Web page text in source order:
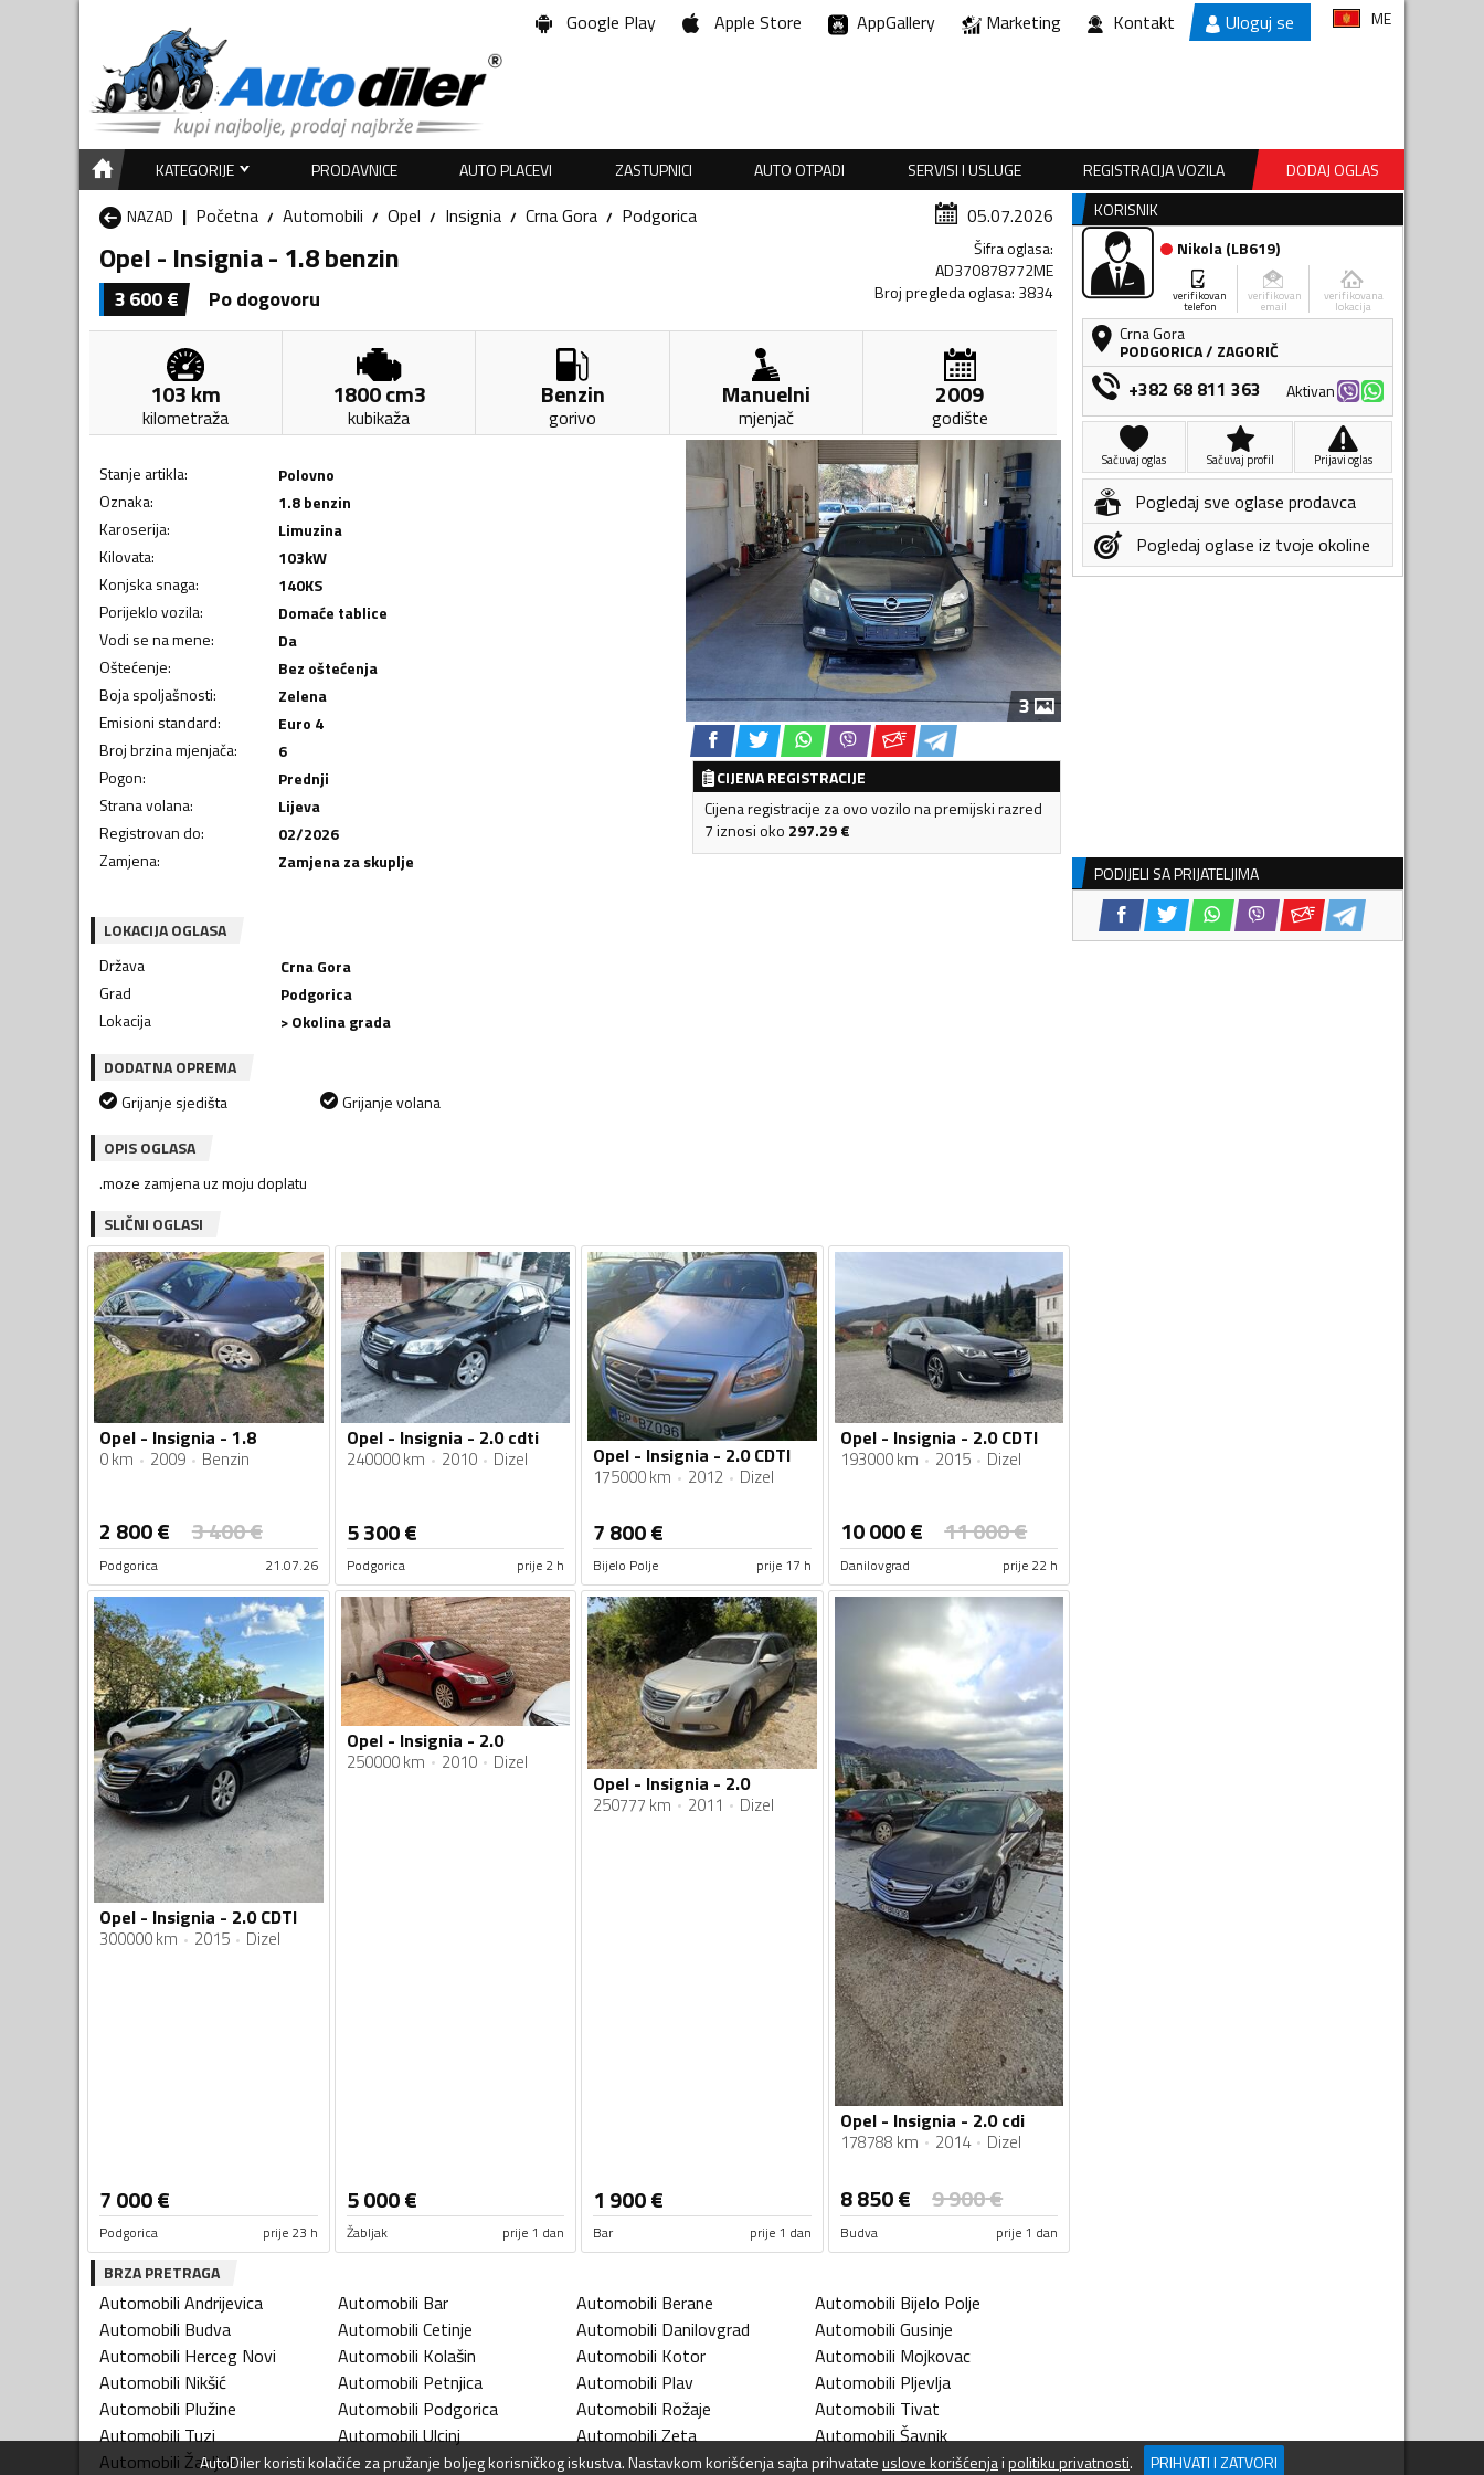
Google Play Apple Store AppGallery Marketing Kontakt Uloguj se ME
KATEGORIJE PRODAVNICE AUTO PLACEVI ZASTUPNICI AUTO OTPADI SERVISI I USLUGE REGISTRACIJA VOZILA
DODAJ OGLAS
NAZAD
Početna Automobili Opel Insignia Crna Gora Podgorica 05.07.2026
Opel - Insignia - 1.8 benzin
3 600€ Po dogovoru
Šifra oglasa:
AD370878772ME
Broj pregleda oglasa: 3834
103km
kilometraža
1800cm3
kubikaža
Benzin
gorivo
Manuelni
mjenjač
2009
godište
Stanje artikla:
Polovno
Oznaka:
1.8 benzin
Karoserija:
Limuzina
Kilovata: 103kW
Konjska snaga: 140KS
Porijeklo vozila:
Domaće tablice
Vodi se na mene:
Da
Oštećenje:
Bez oštećenja
Boja spoljašnosti:
Zelena
Emisioni standard:
Euro 4
Broj brzina mjenjača:
6
Pogon:
Prednji
Strana volana:
Lijeva
Registrovan do:
02/2026
Zamjena: Zamjena za skuplje
3
CIJENA REGISTRACIJE
Cijena registracije za ovo vozilo na premijski razred
7 iznosi oko 297.29€
LOKACIJA OGLASA
Država
Crna Gora
Grad
Podgorica
Lokacija
> Okolina grada
DODATNA OPREMA
Grijanje sjedišta
Grijanje volana
OPIS OGLASA
.moze zamjena uz moju doplatu
SLIČNI OGLASI
Opel - Insignia - 1.8
0 km 2009 Benzin
2 800€ 3 400€
Podgorica 21.07.26
Opel - Insignia - 2.0 cdti
240000 km 2010 Dizel
5 300€
Podgorica prije 2 h
Opel - Insignia - 2.0 CDTI
175000 km 2012 Dizel
7 800€
Bijelo Polje prije 17 h
Opel - Insignia - 2.0 CDTI
193000 km 2015 Dizel
10 000€ 11 000€
Danilovgrad prije 22 h
Opel - Insignia - 2.0 CDTI
300000 km 2015 Dizel
7 000€
Podgorica prije 23 h
Opel - Insignia - 2.0
250000 km 2010 Dizel
5 000€
Žabljak prije 1 dan
Opel - Insignia - 2.0
250777 km 2011 Dizel
1 900€
Bar prije 1 dan
Opel - Insignia - 2.0 cdi
178788 km 2014 Dizel
8 850€ 9 900€
Budva prije 1 dan
BRZA PRETRAGA
Automobili Andrijevica Automobili Bar Automobili Berane Automobili Bijelo Polje
Automobili Budva Automobili Cetinje Automobili Danilovgrad Automobili Gusinje
Automobili Herceg Novi Automobili Kolašin Automobili Kotor Automobili Mojkovac
Automobili Nikšić Automobili Petnjica Automobili Plav Automobili Pljevlja
Automobili Plužine Automobili Podgorica Automobili Rožaje Automobili Tivat
AutomobiliTuzi AutomobiliUlcinj AutomobiliZeta AutomobiliŠavnik
Automobili Žabljak
KORISNIK
Nikola(LB619)
verifikovan
telefon
verifikovan
email
verifikovana
lokacija
Crna Gora
PODGORICA/ ZAGORIČ
+382 68 811 363 Aktivan
Sačuvaj oglas Sačuvaj profil Prijavi oglas
Pogledaj sve oglase prodavca
Pogledaj oglase iz tvoje okoline
PODIJELI SA PRIJATELJIMA
AutoDilerkoristi kolačiće za pružanje boljeg korisničkog iskustva. Nastavkom korišćenja sajta prihvatateuslove korišćenjaipolitiku privatnosti. PRIHVATI I ZATVORI